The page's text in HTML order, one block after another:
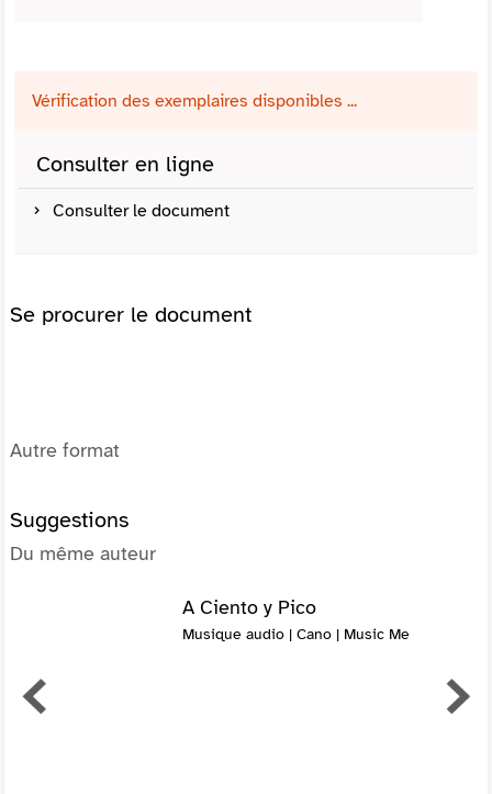
Vérification des exemplaires disponibles ...
Consulter en ligne
Consulter le document
Se procurer le document
Autre format
Suggestions
Du même auteur
A Ciento y Pico
Musique audio | Cano | Music Me